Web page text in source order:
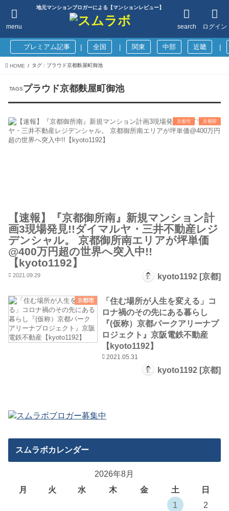
地元マンションブロガーによる【マンションレビュー】
ログイン
search
menu
プレミアム記事 全国 関東 中部 近畿
HOME タグ : プラウド京都麩屋町御池
プラウド京都麩屋町御池
京都市 京都府
【速報】『京都御所南』新規マンション計
画3現場発見!!ダイマルヤ・三井不動産レジ
デンシャル。 京都御所南エリアが坪単価
@400万円超の世界へ突入中!!
【kyoto1192】
2021.09.29 kyoto1192 [京都]
京都市
「住む場所が人生を変える」コ
ロナ禍のその先にある暮らし
『(仮称）京都パークアリーナプ
ロジェクト』京阪電鉄不動産
【kyoto1192】
2021.05.31
kyoto1192 [京都]
スムラボカレンダー
2026年8月
月
火 水 木 金 土
日
1
2